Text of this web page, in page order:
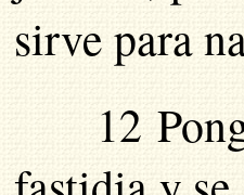
sirve para
12